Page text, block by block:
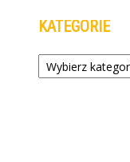
KATEGORIE
Kategorie